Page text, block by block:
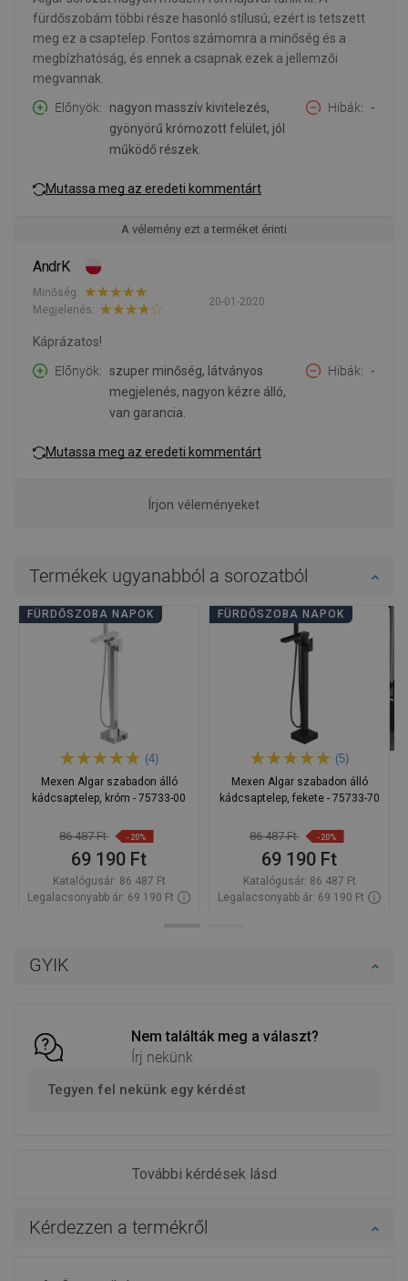
GYIK
Nem találták meg a választ?
Írj nekünk
Tegyen fel nekünk egy kérdést
További kérdések lásd
fürdőszobám többi része hasonló stílusú, ezért is tetszett
meg ez a csaptelep. Fontos számomra a minőség és a
megbízhatóság, és ennek a csapnak ezek a jellemzői
megvannak.
Előnyök
nagyon masszív kivitelezés,
gyönyörű krómozott felület, jól
működő részek.
Hibák -
Mutassa meg az eredeti kommentárt
A vélemény ezt a terméket érinti
AndrK
20-01-2020
Minőség:
Megjelenés:
Káprázatos!
Előnyök
szuper minőség, látványos
megjelenés, nagyon kézre álló,
van garancia.
Hibák -
Mutassa meg az eredeti kommentárt
Írjon véleményeket
Kérdezzen a termékről
Termékek ugyanabból a sorozatból
FÜRDŐSZOBA NAPOK
(4)
Mexen Algar szabadon álló
kádcsaptelep, króm - 75733-00
86 487 Ft -20%
69 190 Ft
Katalógusár: 86 487 Ft
Legalacsonyabb ár: 69 190 Ft
FÜRDŐSZOBA NAPOK
(5)
Mexen Algar szabadon álló
kádcsaptelep, fekete - 75733-70
86 487 Ft -20%
69 190 Ft
Katalógusár: 86 487 Ft
Legalacsonyabb ár: 69 190 Ft